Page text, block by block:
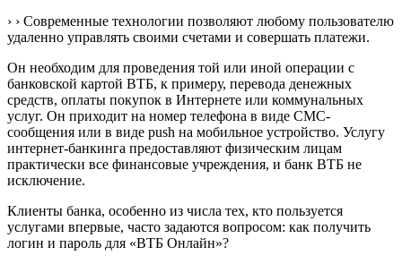
› › Современные технологии позволяют любому пользователю
удаленно управлять своими счетами и совершать платежи.
Он необходим для проведения той или иной операции с
банковской картой ВТБ, к примеру, перевода денежных
средств, оплаты покупок в Интернете или коммунальных
услуг. Он приходит на номер телефона в виде СМС-
сообщения или в виде push на мобильное устройство. Услугу
интернет-банкинга предоставляют физическим лицам
практически все финансовые учреждения, и банк ВТБ не
исключение.
Клиенты банка, особенно из числа тех, кто пользуется
услугами впервые, часто задаются вопросом: как получить
логин и пароль для «ВТБ Онлайн»?